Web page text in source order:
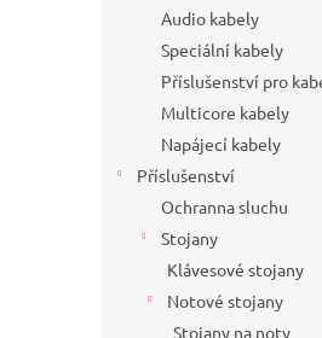
Audio kabely
Speciální kabely
Příslušenství pro
Multicore kabely
Napájecí kabely
Příslušenství
Ochranna sluchu
Stojany
Klávesové stojany
Notové stojany
Stojany na noty